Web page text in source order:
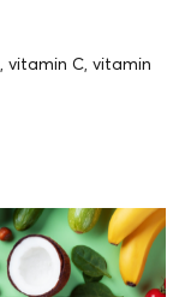
vitamin C vitamin